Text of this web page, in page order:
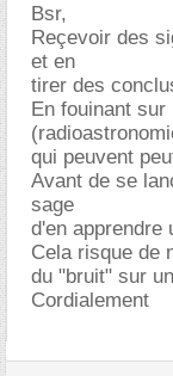
Bsr,
Reçevoir des
et en
tirer des
En fouinant
qui peuvent
Avant de se
sage
d'en apprendre
Cela risque de
du "bruit" sur
Cordialement